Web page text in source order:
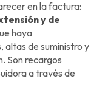
en la factura:
y de
haya
de suministro y
Son recargos
a través de